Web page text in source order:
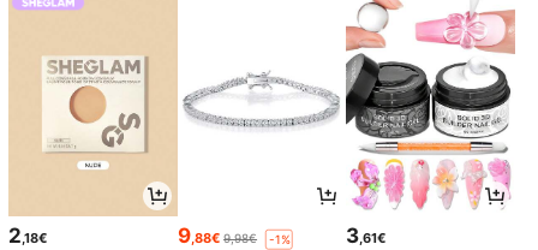
2,18€ 9,88€ 9,98€ -1% 3,61€